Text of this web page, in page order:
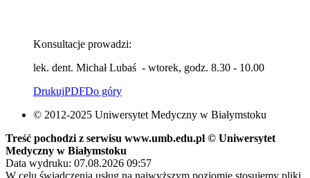
Konsultacje prowadzi:
lek. dent. Michał Lubaś - wtorek, godz. 8.30 - 10.00
DrukujPDFDo góry
© 2012-2025 Uniwersytet Medyczny w Białymstoku
Treść pochodzi z serwisu www.umb.edu.pl © Uniwersytet
Medyczny w Białymstoku
Data wydruku: 07.08.2026 09:57
W celu świadczenia usług na najwyższym poziomie stosujemy pliki